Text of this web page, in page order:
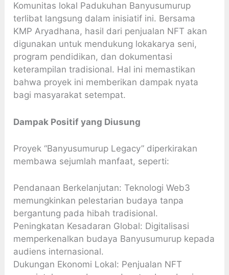
Komunitas lokal Padukuhan Banyusumurup
terlibat langsung dalam inisiatif ini. Bersama
KMP Aryadhana, hasil dari penjualan NFT akan
digunakan untuk mendukung lokakarya seni,
program pendidikan, dan dokumentasi
keterampilan tradisional. Hal ini memastikan
bahwa proyek ini memberikan dampak nyata
bagi masyarakat setempat.
Dampak Positif yang Diusung
Proyek “Banyusumurup Legacy” diperkirakan
membawa sejumlah manfaat, seperti:
Pendanaan Berkelanjutan: Teknologi Web3
memungkinkan pelestarian budaya tanpa
bergantung pada hibah tradisional.
Peningkatan Kesadaran Global: Digitalisasi
memperkenalkan budaya Banyusumurup kepada
audiens internasional.
Dukungan Ekonomi Lokal: Penjualan NFT